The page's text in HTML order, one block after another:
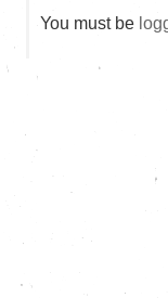
You must be